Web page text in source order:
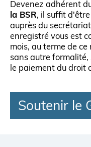
Devenez adhérent
la BSR, il suffit
auprès du
enregistré vous est
mois, au terme de
sans autre
le paiement du droit
Soutenir le